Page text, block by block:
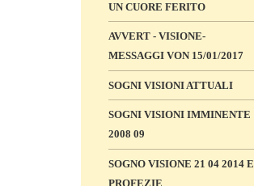
UN CUORE FERITO
AVVERT - VISIONE-
MESSAGGI VON 15/01/2017
SOGNI VISIONI ATTUALI
SOGNI VISIONI IMMINENTE
2008 09
SOGNO VISIONE 21 04 2014 E